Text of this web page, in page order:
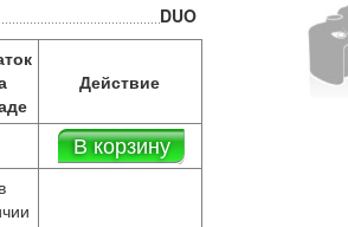
DUO
Действие
В корзину